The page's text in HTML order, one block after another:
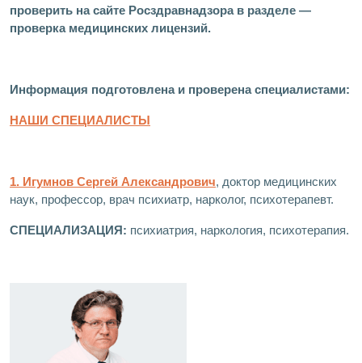
проверить на сайте Росздравнадзора в разделе —
проверка медицинских лицензий.
Информация подготовлена и проверена специалистами:
НАШИ СПЕЦИАЛИСТЫ
1. Игумнов Сергей Александрович, доктор медицинских
наук, профессор, врач психиатр, нарколог, психотерапевт.
СПЕЦИАЛИЗАЦИЯ: психиатрия, наркология, психотерапия.